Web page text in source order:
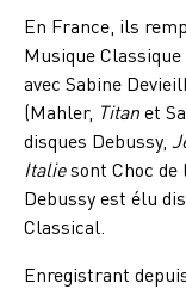
En France, ils
Musique
avec Sabine
(Mahler, Titanet
disques Debussy,
Italiesont Choc de
Debussy est élu
Classical.
Enregistrant